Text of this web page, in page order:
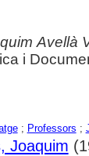
Avellà
i
; Professors ;
Joaquim